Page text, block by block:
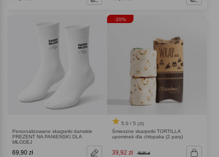
Personalizowane skarpetki damskie
PREZENT NA PANIEŃSKI DLA
MŁODEJ
69,90 zł
-20%
5.0 / 5 (22)
Śmieszne skarpetki TORTILLA
upominek dla chłopaka (2 pary)
39,92 zł 49,90 zł